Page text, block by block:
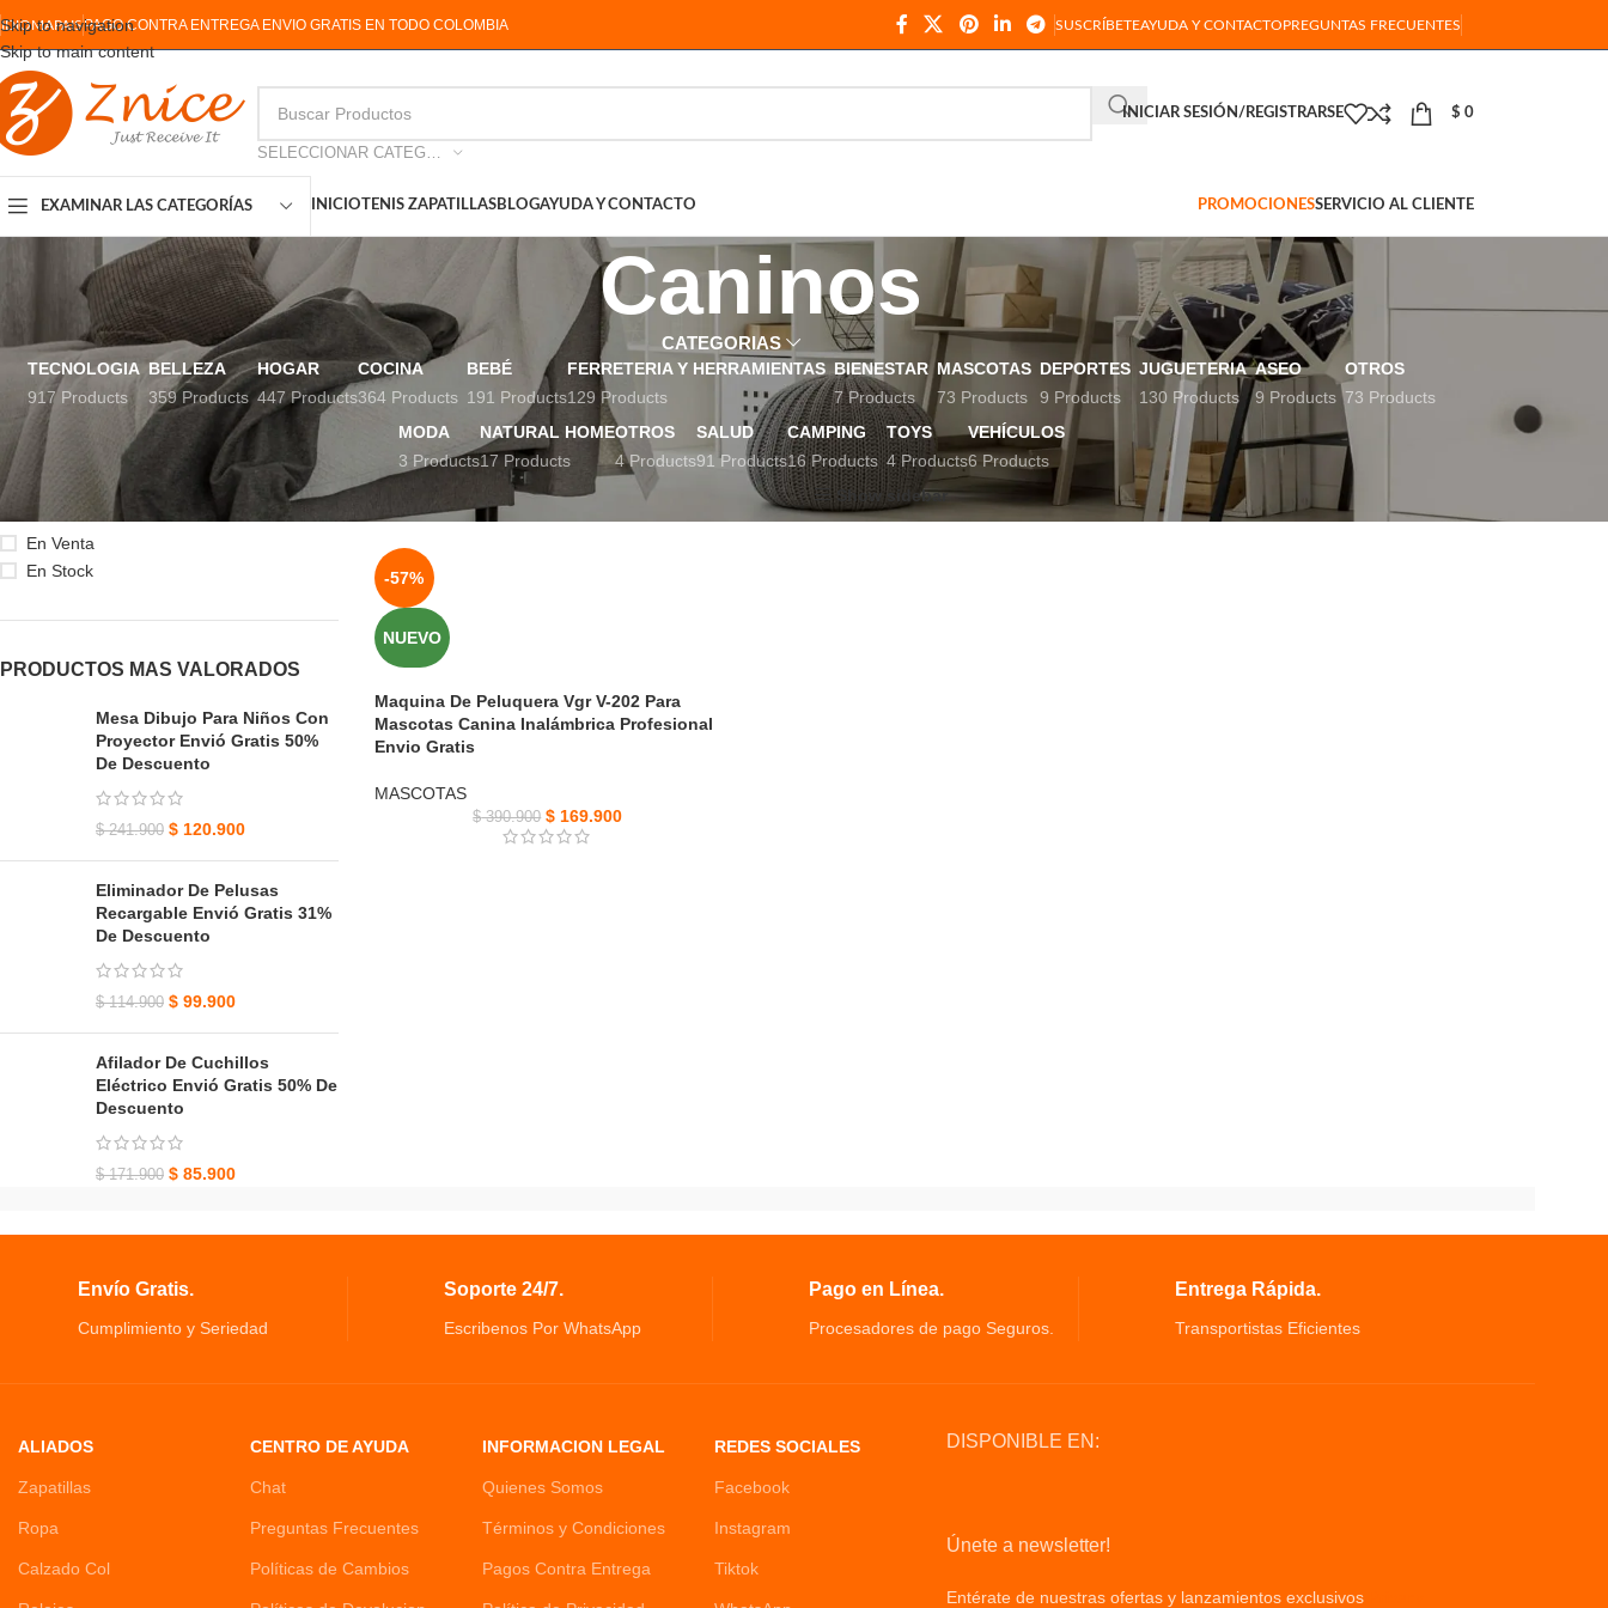
Skip to navigation
Skip to main content
IDIOMAPAISPAGO CONTRA ENTREGA ENVIO GRATIS EN TODO COLOMBIA SUSCRÍBETEAYUDA Y CONTACTOPREGUNTAS FRECUENTES
INICIAR SESIÓN/REGISTRARSE $ 0
EXAMINAR LAS CATEGORÍAS INICIOTENIS ZAPATILLASBLOGAYUDA Y CONTACTO PROMOCIONESSERVICIO AL CLIENTE
Caninos
CATEGORIAS
TECNOLOGIA
917 Products
BELLEZA
359 Products
HOGAR
447 Products
COCINA
364 Products
BEBÉ
191 Products
FERRETERIA Y HERRAMIENTAS
129 Products
BIENESTAR
7 Products
MASCOTAS
73 Products
DEPORTES
9 Products
JUGUETERIA
130 Products
ASEO
9 Products
OTROS
73 Products
MODA
3 Products
NATURAL HOME
17 Products
OTROS
4 Products
SALUD
91 Products
CAMPING
16 Products
TOYS
4 Products
VEHÍCULOS
6 Products
ESTADO DEL INVENTARIO
En Venta
En Stock
PRODUCTOS MAS VALORADOS
Mesa Dibujo Para Niños Con
Proyector Envió Gratis 50%
De Descuento
$241.900 $ 120.900
Eliminador De Pelusas
Recargable Envió Gratis 31%
De Descuento
$114.900 $ 99.900
Afilador De Cuchillos
Eléctrico Envió Gratis 50% De
Descuento
$171.900 $ 85.900
Productos etiquetados “Caninos” Show sidebarShow 12 18 24
-57%
NUEVO
Maquina De Peluquera Vgr V-202 Para
Mascotas Canina Inalámbrica Profesional
Envio Gratis
MASCOTAS
$390.900 $ 169.900
Envío Gratis.
Cumplimiento y Seriedad
Soporte 24/7.
Escribenos Por WhatsApp
Pago en Línea.
Procesadores de pago Seguros.
Entrega Rápida.
Transportistas Eficientes
ALIADOS
Zapatillas
Ropa
Calzado Col
CENTRO DE AYUDA
Chat
Preguntas Frecuentes
Políticas de Cambios
INFORMACION LEGAL
Quienes Somos
Términos y Condiciones
Pagos Contra Entrega
REDES SOCIALES
Facebook
Instagram
Tiktok
DISPONIBLE EN:
Únete a newsletter!
Entérate de nuestras ofertas y lanzamientos exclusivos